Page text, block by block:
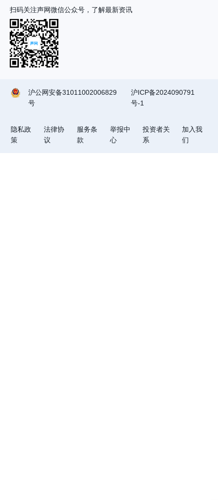
扫码关注声网微信公众号，了解最新资讯
沪公网安备31011002006829
号
沪ICP备2024090791
号-1
隐私政
策
法律协
议
服务条
款
举报中
心
投资者关
系
加入我
们